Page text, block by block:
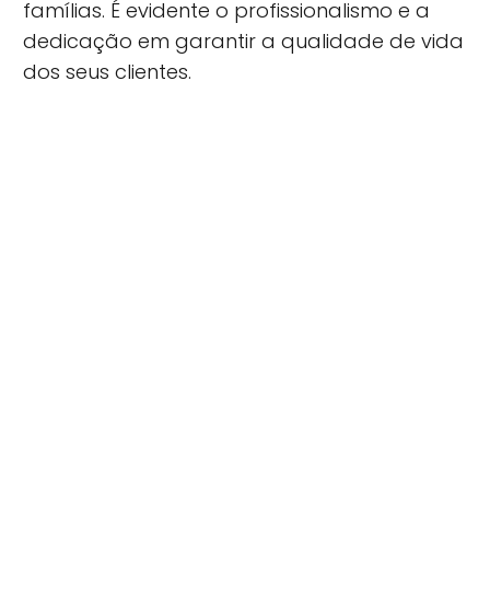
famílias. É evidente o profissionalismo e a
dedicação em garantir a qualidade de vida
dos seus clientes.